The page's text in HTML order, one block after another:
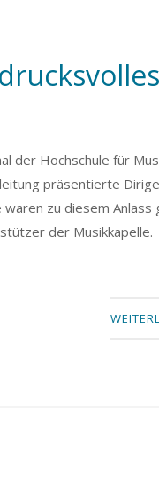
der Hochschule für
präsentierte
zu diesem
der Musikkapelle.